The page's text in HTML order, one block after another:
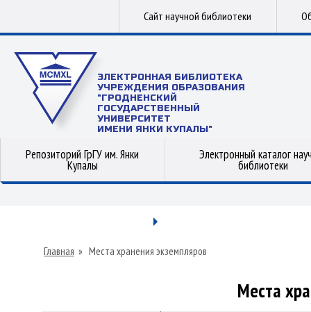
Сайт научной библиотеки
ЭЛЕКТРОННАЯ БИБЛИОТЕКА
УЧРЕЖДЕНИЯ ОБРАЗОВАНИЯ
"ГРОДНЕНСКИЙ
ГОСУДАРСТВЕННЫЙ
УНИВЕРСИТЕТ
ИМЕНИ ЯНКИ КУПАЛЫ"
Репозиторий ГрГУ им. Янки
Купалы
Электронный каталог
библиотеки
Главная » Места хранения экземпляров
Места